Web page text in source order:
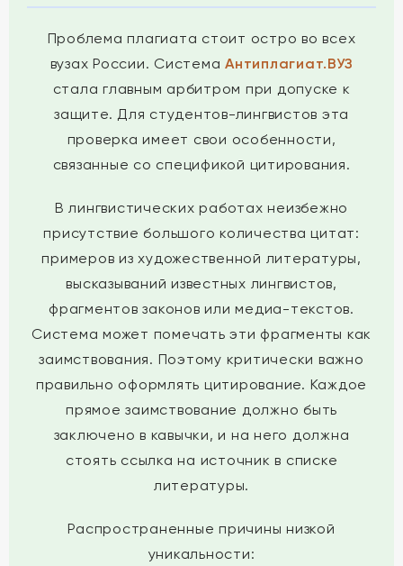
Проблема плагиата стоит остро во всех
вузах России. СистемаАнтиплагиат.ВУЗ
стала главным арбитром при допуске к
защите. Для студентов-лингвистов эта
проверка имеет свои особенности,
связанные со спецификой цитирования.
В лингвистических работах неизбежно
присутствие большого количества цитат:
примеров из художественной литературы,
высказываний известных лингвистов,
фрагментов законов или медиа-текстов.
Система может помечать эти фрагменты как
заимствования. Поэтому критически важно
правильно оформлять цитирование. Каждое
прямое заимствование должно быть
заключено в кавычки, и на него должна
стоять ссылка на источник в списке
литературы.
Распространенные причины низкой
уникальности: